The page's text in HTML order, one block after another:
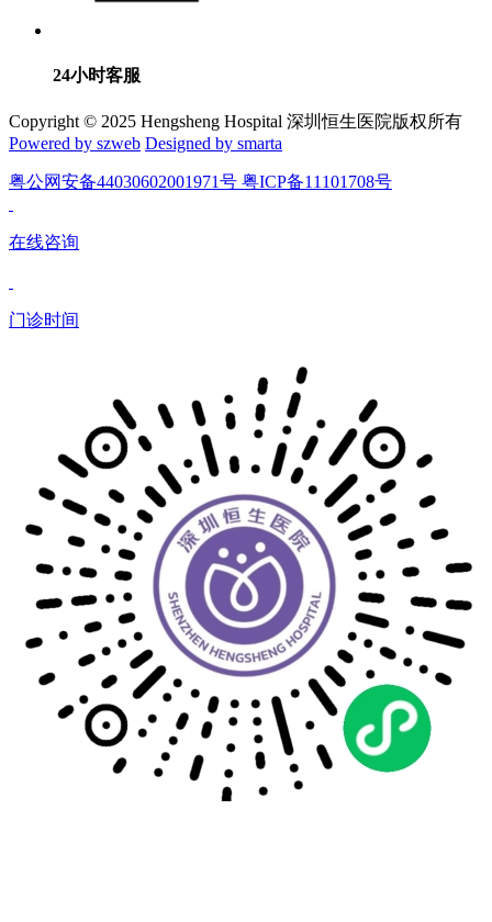
24小时客服
Copyright © 2025 Hengsheng Hospital 深圳恒生医院版权所有
Powered by szweb Designed by smarta
粤公网安备44030602001971号 粤ICP备11101708号
在线咨询
门诊时间